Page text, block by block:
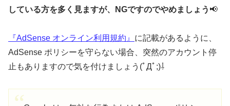
している方を多く見ますが、NGですのでやめましょう 📢
『AdSense オンライン利用規約』 に記載があるように、
AdSense ポリシーを守らない場合、突然のアカウント停
止もありますので気を付けましょう(ﾟДﾟ;)⇩